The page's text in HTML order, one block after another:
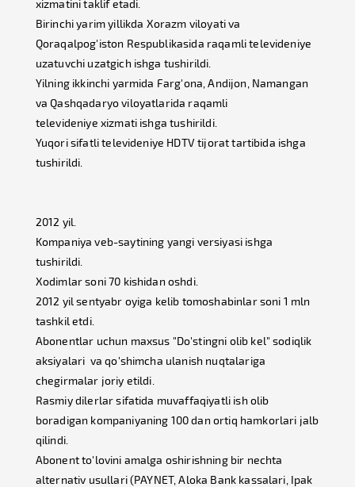
xizmatini taklif etadi.
Birinchi yarim yillikda Xorazm viloyati va
Qoraqalpog'iston Respublikasida raqamli televideniye
uzatuvchi uzatgich ishga tushirildi.
Yilning ikkinchi yarmida Farg'ona, Andijon, Namangan
va Qashqadaryo viloyatlarida raqamli
televideniye xizmati ishga tushirildi.
Yuqori sifatli televideniye HDTV tijorat tartibida ishga
tushirildi.
2012 yil.
Kompaniya veb-saytining yangi versiyasi ishga
tushirildi.
Xodimlar soni 70 kishidan oshdi.
2012 yil sentyabr oyiga kelib tomoshabinlar soni 1 mln
tashkil etdi.
Abonentlar uchun maxsus "Do'stingni olib kel" sodiqlik
aksiyalari va qo'shimcha ulanish nuqtalariga
chegirmalar joriy etildi.
Rasmiy dilerlar sifatida muvaffaqiyatli ish olib
boradigan kompaniyaning 100 dan ortiq hamkorlari jalb
qilindi.
Abonent to'lovini amalga oshirishning bir nechta
alternativ usullari (PAYNET, Aloka Bank kassalari, Ipak